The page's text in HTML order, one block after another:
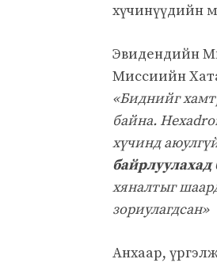
хүчинүүдийн
Эвидендийн
Миссиийн
«Биднийг
байна.
хүчинд
байрлуулахад
хяналтыг
зориулагдсан»
Анхаар,